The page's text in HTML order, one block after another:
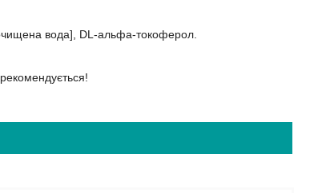
вода], DL-альфа-токоферол.